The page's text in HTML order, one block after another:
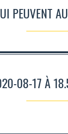
PEUVENT
08-17 À